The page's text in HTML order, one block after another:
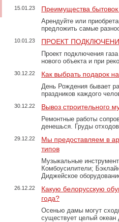
15.01.23 Преимущества
Арендуйте или
предложить самые
10.01.23 ПРОЕКТ
Проект подключения
нового объекта и при
30.12.22 Как выбрать подарок
День Рождения бывает
праздников каждого
30.12.22 Вывоз строительного
Ремонтные работы
денешься. Груды
29.12.22
Мы предоставляем в
типов
Музыкальные
Комбоусилители;
Диджейское
26.12.22
Какую белорусскую
года?
Осенью дамы могут
существует целый